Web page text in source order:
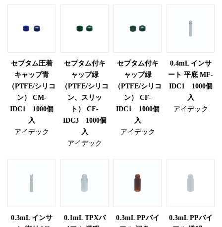
セプタム圧着
キャップ青
（PTFE/シリコ
ン） CM-
IDC1 1000個
入
アイデック
セプタム付キ
ャップ緑
（PTFE/シリコ
ン、スリッ
ト） CF-
IDC3 1000個
入
アイデック
セプタム付キ
ャップ緑
（PTFE/シリコ
ン） CF-
IDC1 1000個
入
アイデック
0.4mL インサ
ート 平底 MF-
IDC1 1000個
入
アイデック
0.3mL インサ
0.1mL TPXバ
0.3mL PPバイ
0.3mL PPバイ